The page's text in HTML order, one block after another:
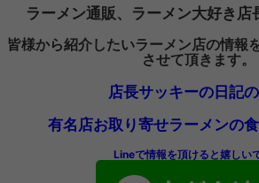
ラーメン通販、ラーメン大好き店
皆様から紹介したいラーメン店の情報
させて頂きます。
店長サッキーの日記
有名店お取り寄せラーメンの
Lineで情報を頂けると嬉しい